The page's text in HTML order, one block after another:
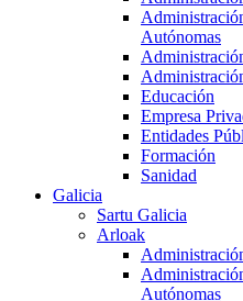
Autónomas
Educación
Empresa
Entidades
Formación
Sanidad
Galicia
Sartu Galicia
Arloak
Autónomas